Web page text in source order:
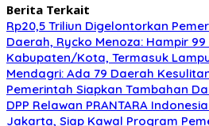
Berita Terkait
Rp20,5 Triliun Digelontorkan
Daerah, Rycko Menoza: Hampir 99
Kabupaten/Kota, Termasuk
Mendagri: Ada 79 Daerah
Pemerintah Siapkan Tambahan
DPP Relawan PRANTARA
Jakarta, Siap Kawal Program